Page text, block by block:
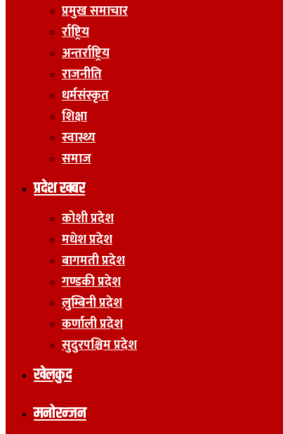
प्रमुख समाचार
र्राष्ट्रिय
अन्तर्राष्ट्रिय
राजनीति
धर्मसंस्कृत
शिक्षा
स्वास्थ्य
समाज
प्रदेश खबर
कोशी प्रदेश
मधेश प्रदेश
बागमती प्रदेश
गण्डकी प्रदेश
लुम्बिनी प्रदेश
कर्णाली प्रदेश
सुदुरपश्चिम प्रदेश
खेलकुद
मनोरन्जन